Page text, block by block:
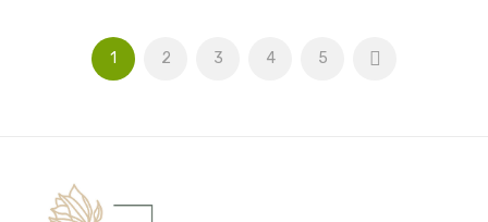
1 2 3 4 5